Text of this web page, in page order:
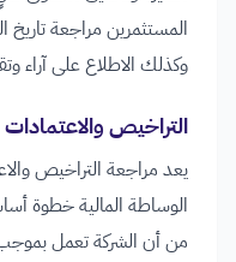
المستثمرين مراجعة تاريخ
وكذلك الاطلاع على آراء
التراخيص والاعتمادات
يعد مراجعة التراخيص
الوساطة المالية خطوة
من أن الشركة تعمل